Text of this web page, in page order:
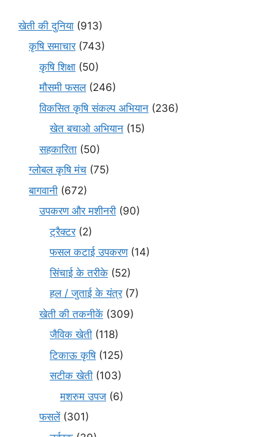
खेती की दुनिया (913)
कृषि समाचार(743)
कृषि शिक्षा (50)
मौसमी फसल(246)
विकसित कृषि संकल्प अभियान (236)
खेत बचाओ अभियान (15)
सहकारिता (50)
ग्लोबल कृषि मंच (75)
बागवानी (672)
उपकरण और मशीनरी (90)
ट्रैक्टर(2)
फसल कटाई उपकरण(14)
सिंचाई के तरीके (52)
हल / जुताई के यंत्र(7)
खेती की तकनीकें (309)
जैविक खेती (118)
टिकाऊ कृषि(125)
सटीक खेती (103)
मशरुम उपज (6)
फसलें(301)